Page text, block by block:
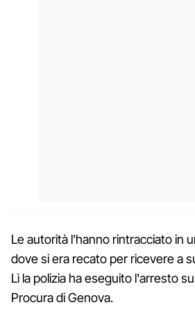
Le autorità l'hanno rintracciato in
dove si era recato per ricevere a
Lì la polizia ha eseguito l'arresto
Procura di Genova.